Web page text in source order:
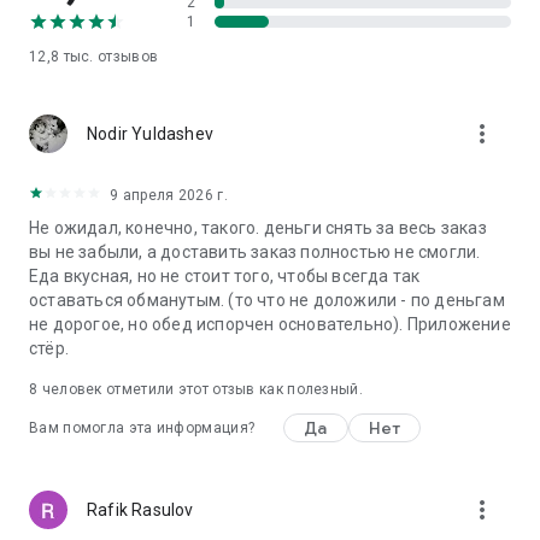
12,8 тыс. отзывов
1
Nodir Yuldashev more_vert
9 апреля 2026 г.
Не ожидал, конечно, такого. деньги снять за весь заказ
вы не забыли, а доставить заказ полностью не смогли.
Еда вкусная, но не стоит того, чтобы всегда так
оставаться обманутым. (то что не доложили - по деньгам
не дорогое, но обед испорчен основательно). Приложение
стёр.
8 человек отметили этот отзыв как полезный.
Вам помогла эта информация? Да Нет
Rafik Rasulov more_vert